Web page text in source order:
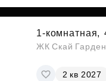
1-комнатная,
ЖК Скай
2 кв 2027